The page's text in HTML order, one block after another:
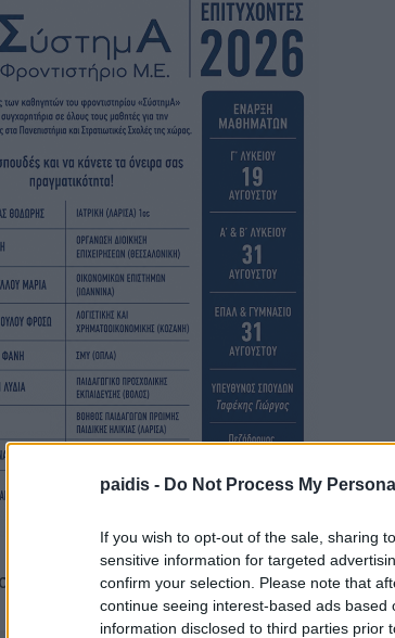
paidis - Do Not Process My
If you wish to opt-out of the sale, sharing
sensitive information for targeted
confirm your selection. Please note that
continue seeing interest-based ads
information disclosed to third parties prior
“Μάλλον ποτίζουν για να βγουν ραδίκια